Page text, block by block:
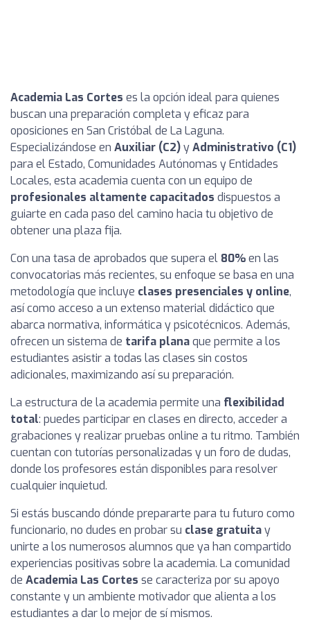
Academia Las Cortes es la opción ideal para quienes
buscan una preparación completa y eficaz para
oposiciones en San Cristóbal de La Laguna.
Especializándose en Auxiliar (C2)yAdministrativo (C1)
para el Estado, Comunidades Autónomas y Entidades
Locales, esta academia cuenta con un equipo de
profesionales altamente capacitados dispuestos a
guiarte en cada paso del camino hacia tu objetivo de
obtener una plaza fija.
Con una tasa de aprobados que supera el 80%en las
convocatorias más recientes, su enfoque se basa en una
metodología que incluye clases presenciales y online,
así como acceso a un extenso material didáctico que
abarca normativa, informática y psicotécnicos. Además,
ofrecen un sistema de tarifa planaque permite a los
estudiantes asistir a todas las clases sin costos
adicionales, maximizando así su preparación.
La estructura de la academia permite una flexibilidad
total: puedes participar en clases en directo, acceder a
grabaciones y realizar pruebas online a tu ritmo. También
cuentan con tutorías personalizadas y un foro de dudas,
donde los profesores están disponibles para resolver
cualquier inquietud.
Si estás buscando dónde prepararte para tu futuro como
funcionario, no dudes en probar su clase gratuitay
unirte a los numerosos alumnos que ya han compartido
experiencias positivas sobre la academia. La comunidad
de Academia Las Cortes se caracteriza por su apoyo
constante y un ambiente motivador que alienta a los
estudiantes a dar lo mejor de sí mismos.